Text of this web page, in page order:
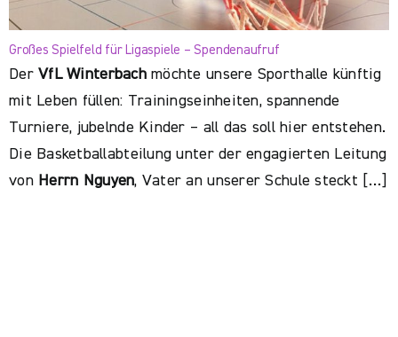
Großes Spielfeld für Ligaspiele – Spendenaufruf
DerVfL Winterbachmöchte unsere Sporthalle künftig
mit Leben füllen: Trainingseinheiten, spannende
Turniere, jubelnde Kinder – all das soll hier entstehen.
Die Basketballabteilung unter der engagierten Leitung
von Herrn Nguyen, Vater an unserer Schule steckt […]